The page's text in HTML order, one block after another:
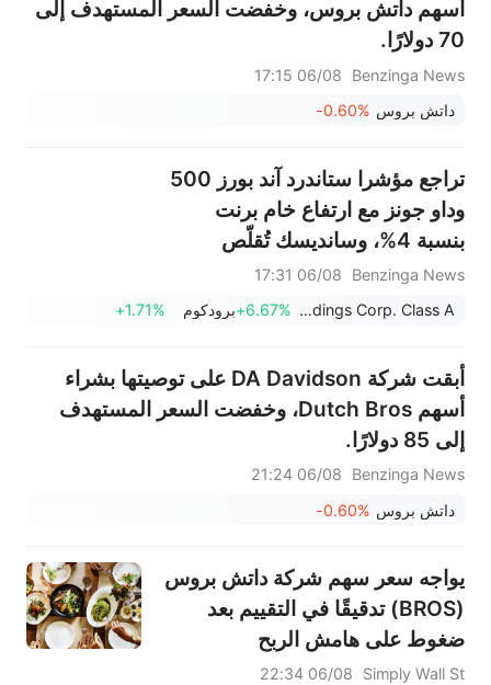
أسهم داتش بروس، وخفضت السعر المستهدف إلى
70 دولارًا.
Benzinga News
06/08 17:15
داتش بروس -0.60%
تراجع مؤشرا ستاندرد آند بورز 500
وداو جونز مع ارتفاع خام برنت
بنسبة 4%، وسانديسك تُقلّص
خسائرها: سوق الأسهم اليوم
Benzinga News
06/08 17:31
UWM Holdings Corp. Class A
+6.67%برودكوم +1.71%
أبقت شركة DA Davidson على توصيتها بشراء
أسهم Dutch Bros، وخفضت السعر المستهدف
إلى 85 دولارًا.
Benzinga News
06/08 21:24
داتش بروس -0.60%
يواجه سعر سهم شركة داتش بروس
(BROS) تدقيقًا في التقييم بعد
ضغوط على هامش الربح
Simply Wall St
06/08 22:34